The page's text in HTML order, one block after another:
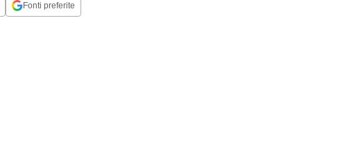
Fonti preferite